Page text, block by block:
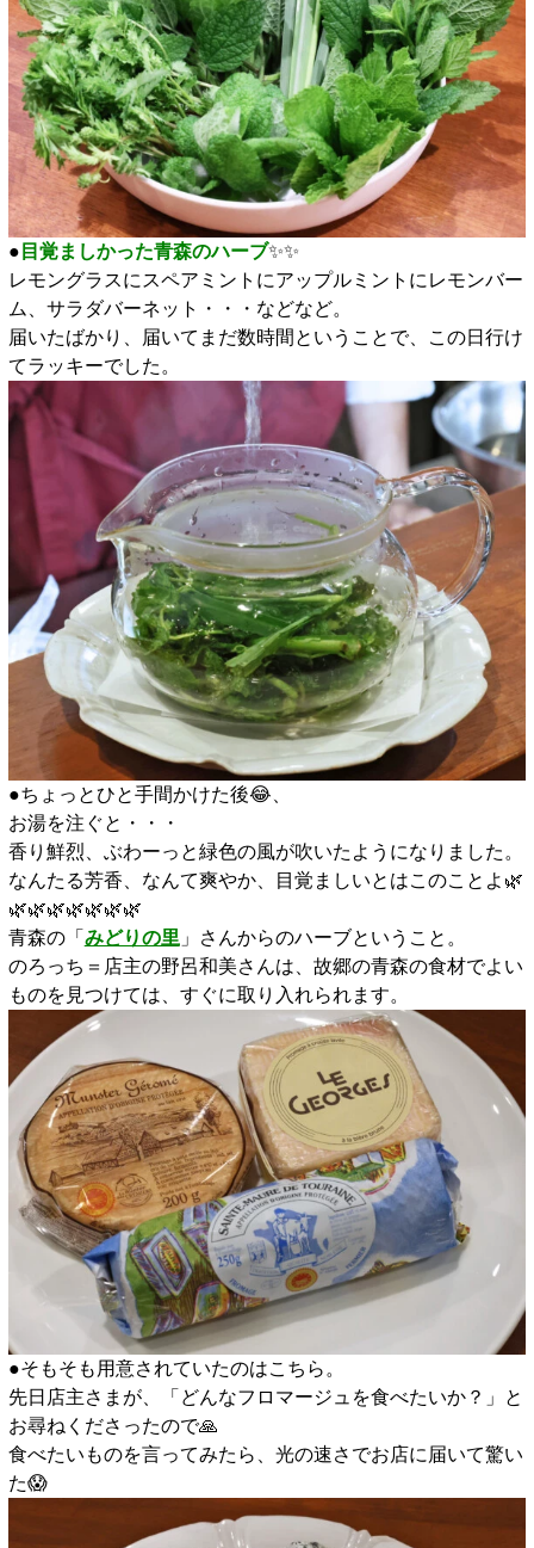
● 目覚ましかった青森のハーブ✨️✨️
レモングラスにスペアミントにアップルミントにレモンバー
ム、サラダバーネット・・・などなど。
届いたばかり、届いてまだ数時間ということで、この日行け
てラッキーでした。
●ちょっとひと手間かけた後😂、
お湯を注ぐと・・・
香り鮮烈、ぶわーっと緑色の風が吹いたようになりました。
なんたる芳香、なんて爽やか、目覚ましいとはこのことよ🌿
🌿🌿🌿🌿🌿🌿🌿
青森の「 みどりの里 」さんからのハーブということ。
のろっち＝店主の野呂和美さんは、故郷の青森の食材でよい
ものを見つけては、すぐに取り入れられます。
●そもそも用意されていたのはこちら。
先日店主さまが、「どんなフロマージュを食べたいか？」と
お尋ねくださったので🙏
食べたいものを言ってみたら、光の速さでお店に届いて驚い
た😱